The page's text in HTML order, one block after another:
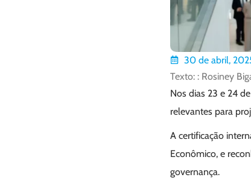
30 de abril,
Texto: : Rosiney
Nos dias 23 e 24
relevantes para
A certificação
Econômico, e
governança.